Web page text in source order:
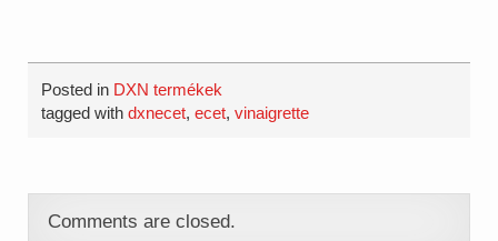
kiegészítő támogatására,
de egyik sem helyettesíti a
nagyon különböző. Ezek
Posted in DXN termékek
tagged withdxnecet,ecet,vinaigrette
Comments are closed.